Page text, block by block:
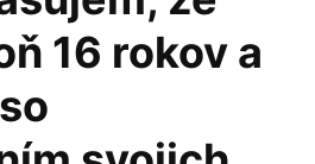
16 rokov a